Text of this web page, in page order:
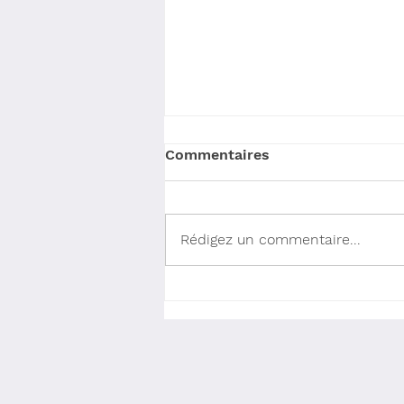
Commentaires
Rédigez un commentaire...